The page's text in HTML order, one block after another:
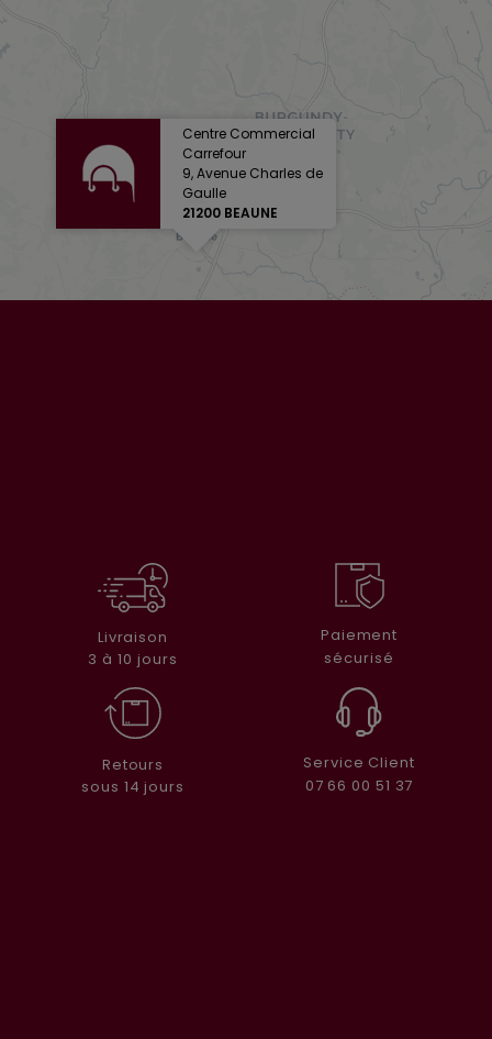
Centre Commercial
Carrefour
9, Avenue Charles de
Gaulle
21200 BEAUNE
Livraison
3 à 10 jours
Paiement
sécurisé
Retours
sous 14 jours
Service Client
07 66 00 51 37